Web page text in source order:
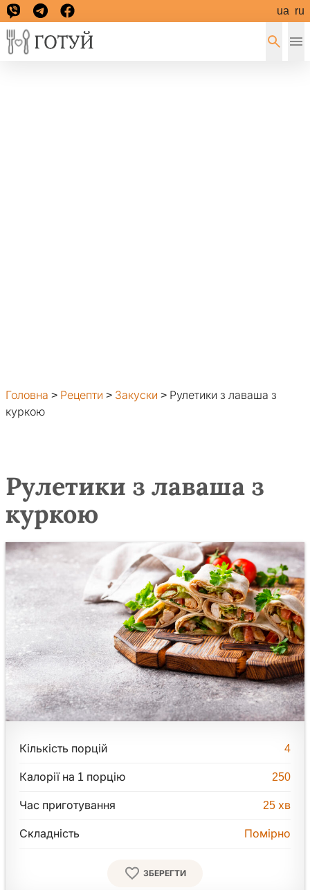
ua ru
Головна > Рецепти > Закуски > Рулетики з лаваша з
куркою
Рулетики з лаваша з
куркою
Кількість порцій 4
Калорії на 1 порцію 250
Час приготування 25 хв
Складність Помірно
ЗБЕРЕГТИ